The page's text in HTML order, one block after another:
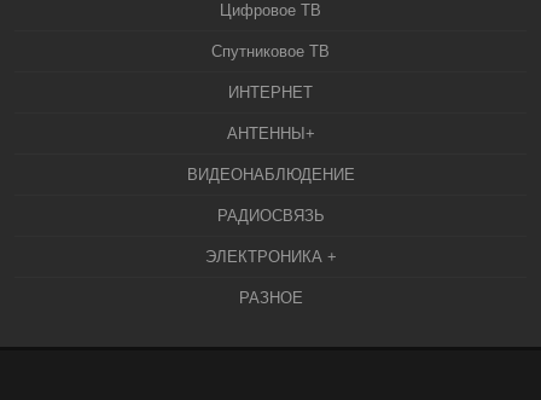
Цифровое ТВ
Спутниковое ТВ
ИНТЕРНЕТ
АНТЕННЫ+
ВИДЕОНАБЛЮДЕНИЕ
РАДИОСВЯЗЬ
ЭЛЕКТРОНИКА +
РАЗНОЕ